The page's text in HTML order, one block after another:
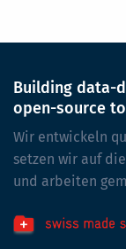
Building data-
open-source
Wir entwickeln
setzen wir auf
und arbeiten